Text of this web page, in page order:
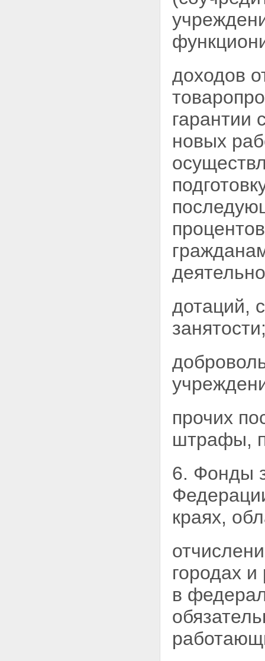
доходов
гарантии
новых
дотаций,
прочих
штрафы,
6. Фонды
краях,
городах и
в